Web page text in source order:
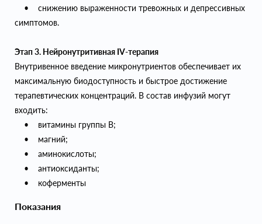
• снижению выраженности тревожных и депрессивных
симптомов.
Этап 3. Нейронутритивная IV-терапия
Внутривенное введение микронутриентов обеспечивает их
максимальную биодоступность и быстрое достижение
терапевтических концентраций. В состав инфузий могут
входить:
• витамины группы B;
• магний;
• аминокислоты;
• антиоксиданты;
• коферменты
Показания